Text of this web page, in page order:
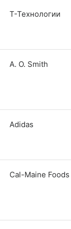
Т-Технологии
A. O. Smith
Adidas
Cal-Maine Foods